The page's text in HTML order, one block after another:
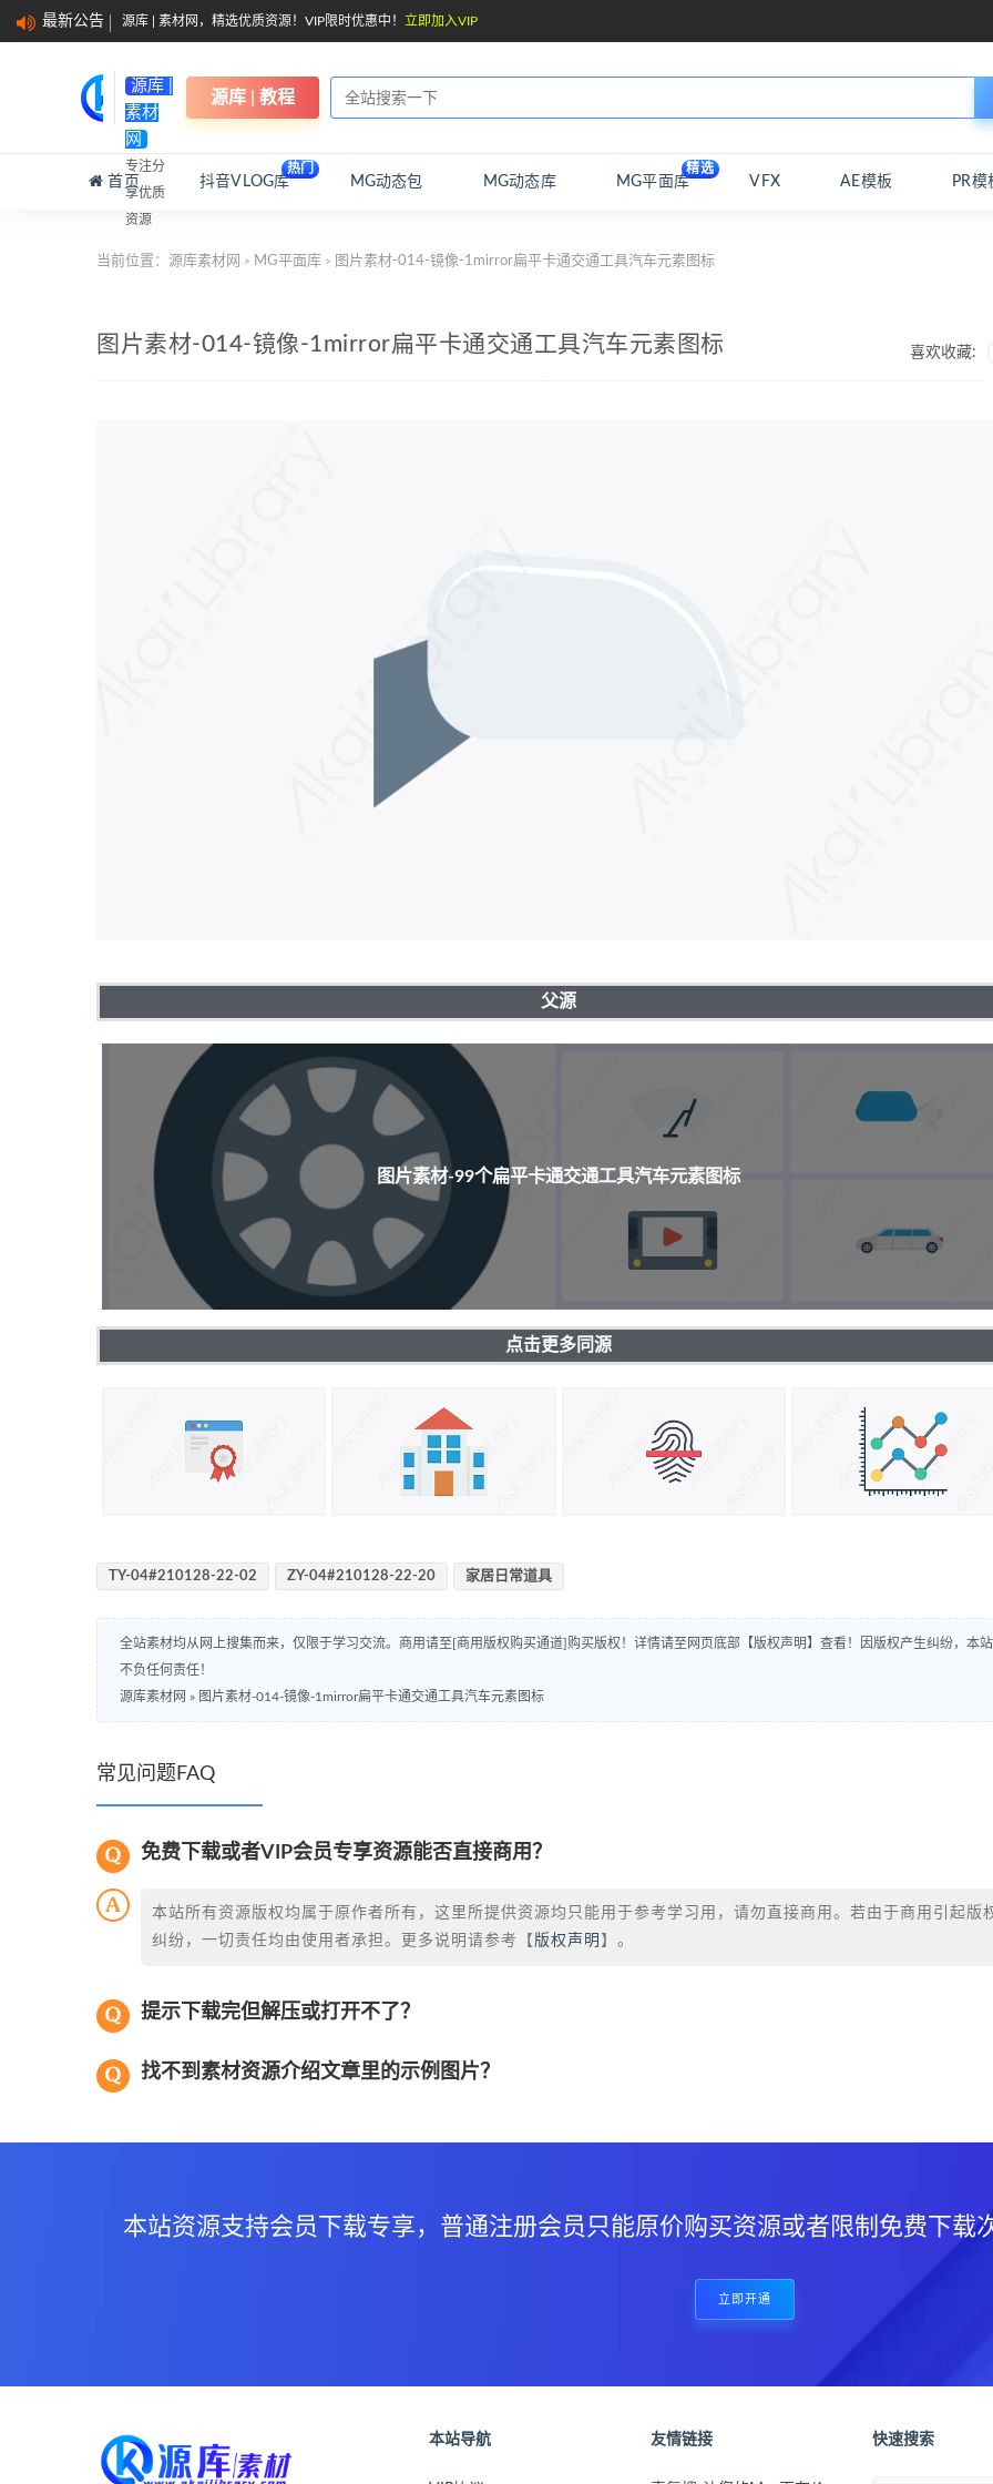
最新公告 源库 | 素材网，精选优质资源！VIP限时优惠中！ 立即加入VIP
源库 |
素材
网
专注分
享优质
资源
源库 | 教程
首页 抖音VLOG库
热门
MG动态包 MG动态库 MG平面库
精选
VFX AE模板 PR模
当前位置： 源库素材网 > MG平面库 > 图片素材-014-镜像-1mirror扁平卡通交通工具汽车元素图标
喜欢收藏:
图片素材-014-镜像-1mirror扁平卡通交通工具汽车元素图标
父源
图片素材-99个扁平卡通交通工具汽车元素图标
点击更多同源
TY-04#210128-22-02 ZY-04#210128-22-20 家居日常道具
全站素材均从网上搜集而来，仅限于学习交流。商用请至[商用版权购买通道]购买版权！详情请至网页底部【版权声明】查看！因版权产生纠纷，本站
不负任何责任！
源库素材网 » 图片素材-014-镜像-1mirror扁平卡通交通工具汽车元素图标
常见问题FAQ
免费下载或者VIP会员专享资源能否直接商用？
本站所有资源版权均属于原作者所有，这里所提供资源均只能用于参考学习用，请勿直接商用。若由于商用引起版
纠纷，一切责任均由使用者承担。更多说明请参考【 版权声明 】。
提示下载完但解压或打开不了？
找不到素材资源介绍文章里的示例图片？
本站资源支持会员下载专享，普通注册会员只能原价购买资源或者限制免费下载
立即开通
本站导航 友情链接 快速搜索